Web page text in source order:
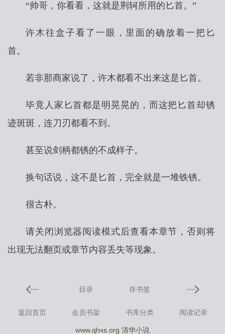
“帅哥，你看看，这就是荆轲所用的匕首。”
许木往盒子看了一眼，里面的确放着一把匕
首。
若非那商家说了，许木都看不出来这是匕首。
毕竟人家匕首都是明晃晃的，而这把匕首却锈
迹斑斑，连刀刃都看不到。
甚至说剑柄都锈的不成样子。
换句话说，这不是匕首，完全就是一堆铁锈。
很古朴。
请关闭浏览器阅读模式后查看本章节，否则将
出现无法翻页或章节内容丢失等现象。
目录 存书签
返回首页 会员书架 书库分类 阅读记录
www.qhxs.org 清华小说